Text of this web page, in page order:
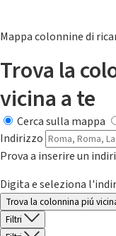
Mappa colonnine di
Trova la
vicina a te
Cerca sulla mappa
Indirizzo
Prova a inserire un
Digita e seleziona
Trova la colonnina piú
Filtri